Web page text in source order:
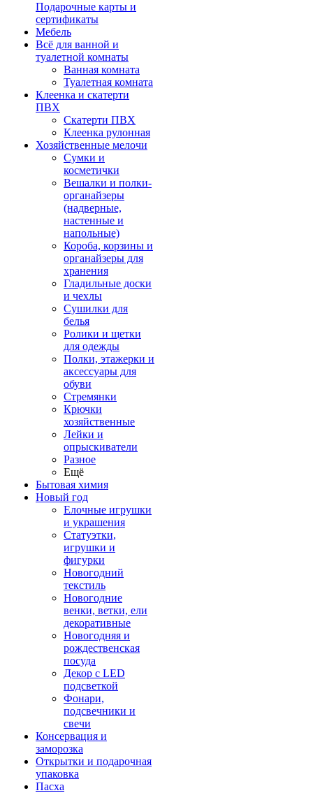
Подарочные карты и
сертификаты
Мебель
Всё для ванной и
туалетной комнаты
Ванная комната
Туалетная комната
Клеенка и скатерти
ПВХ
Скатерти ПВХ
Клеенка рулонная
Хозяйственные мелочи
Сумки и
косметички
Вешалки и полки-
органайзеры
(надверные,
настенные и
напольные)
Короба, корзины и
органайзеры для
хранения
Гладильные доски
и чехлы
Сушилки для
белья
Ролики и щетки
для одежды
Полки, этажерки и
аксессуары для
обуви
Стремянки
Крючки
хозяйственные
Лейки и
опрыскиватели
Разное
Ещё
Бытовая химия
Новый год
Елочные игрушки
и украшения
Статуэтки,
игрушки и
фигурки
Новогодний
текстиль
Новогодние
венки, ветки, ели
декоративные
Новогодняя и
рождественская
посуда
Декор с LED
подсветкой
Фонари,
подсвечники и
свечи
Консервация и
заморозка
Открытки и подарочная
упаковка
Пасха